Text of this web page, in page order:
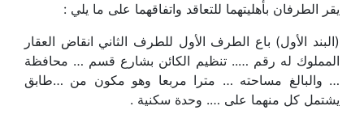
يقر الطرفان بأهليتهما للتعاقد واتفاقهما على ما يلي :
(البند الأول) باع الطرف الأول للطرف الثاني انقاض العقار
المملوك له رقم ….. تنظيم الكائن بشارع قسم … محافظة
… والبالغ مساحته … مترا مربعا وهو مكون من …طابق
يشتمل كل منهما على …. وحدة سكنية .